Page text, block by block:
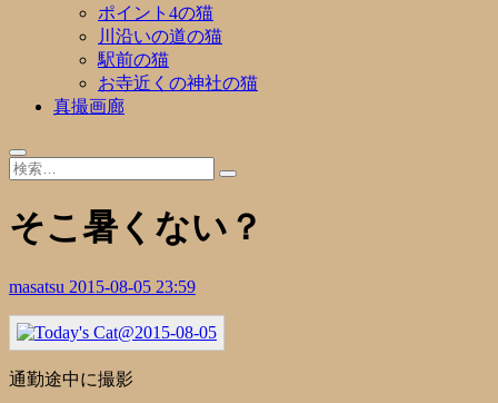
ポイント4の猫
川沿いの道の猫
駅前の猫
お寺近くの神社の猫
真撮画廊
そこ暑くない？
masatsu 2015-08-05 23:59
通勤途中に撮影